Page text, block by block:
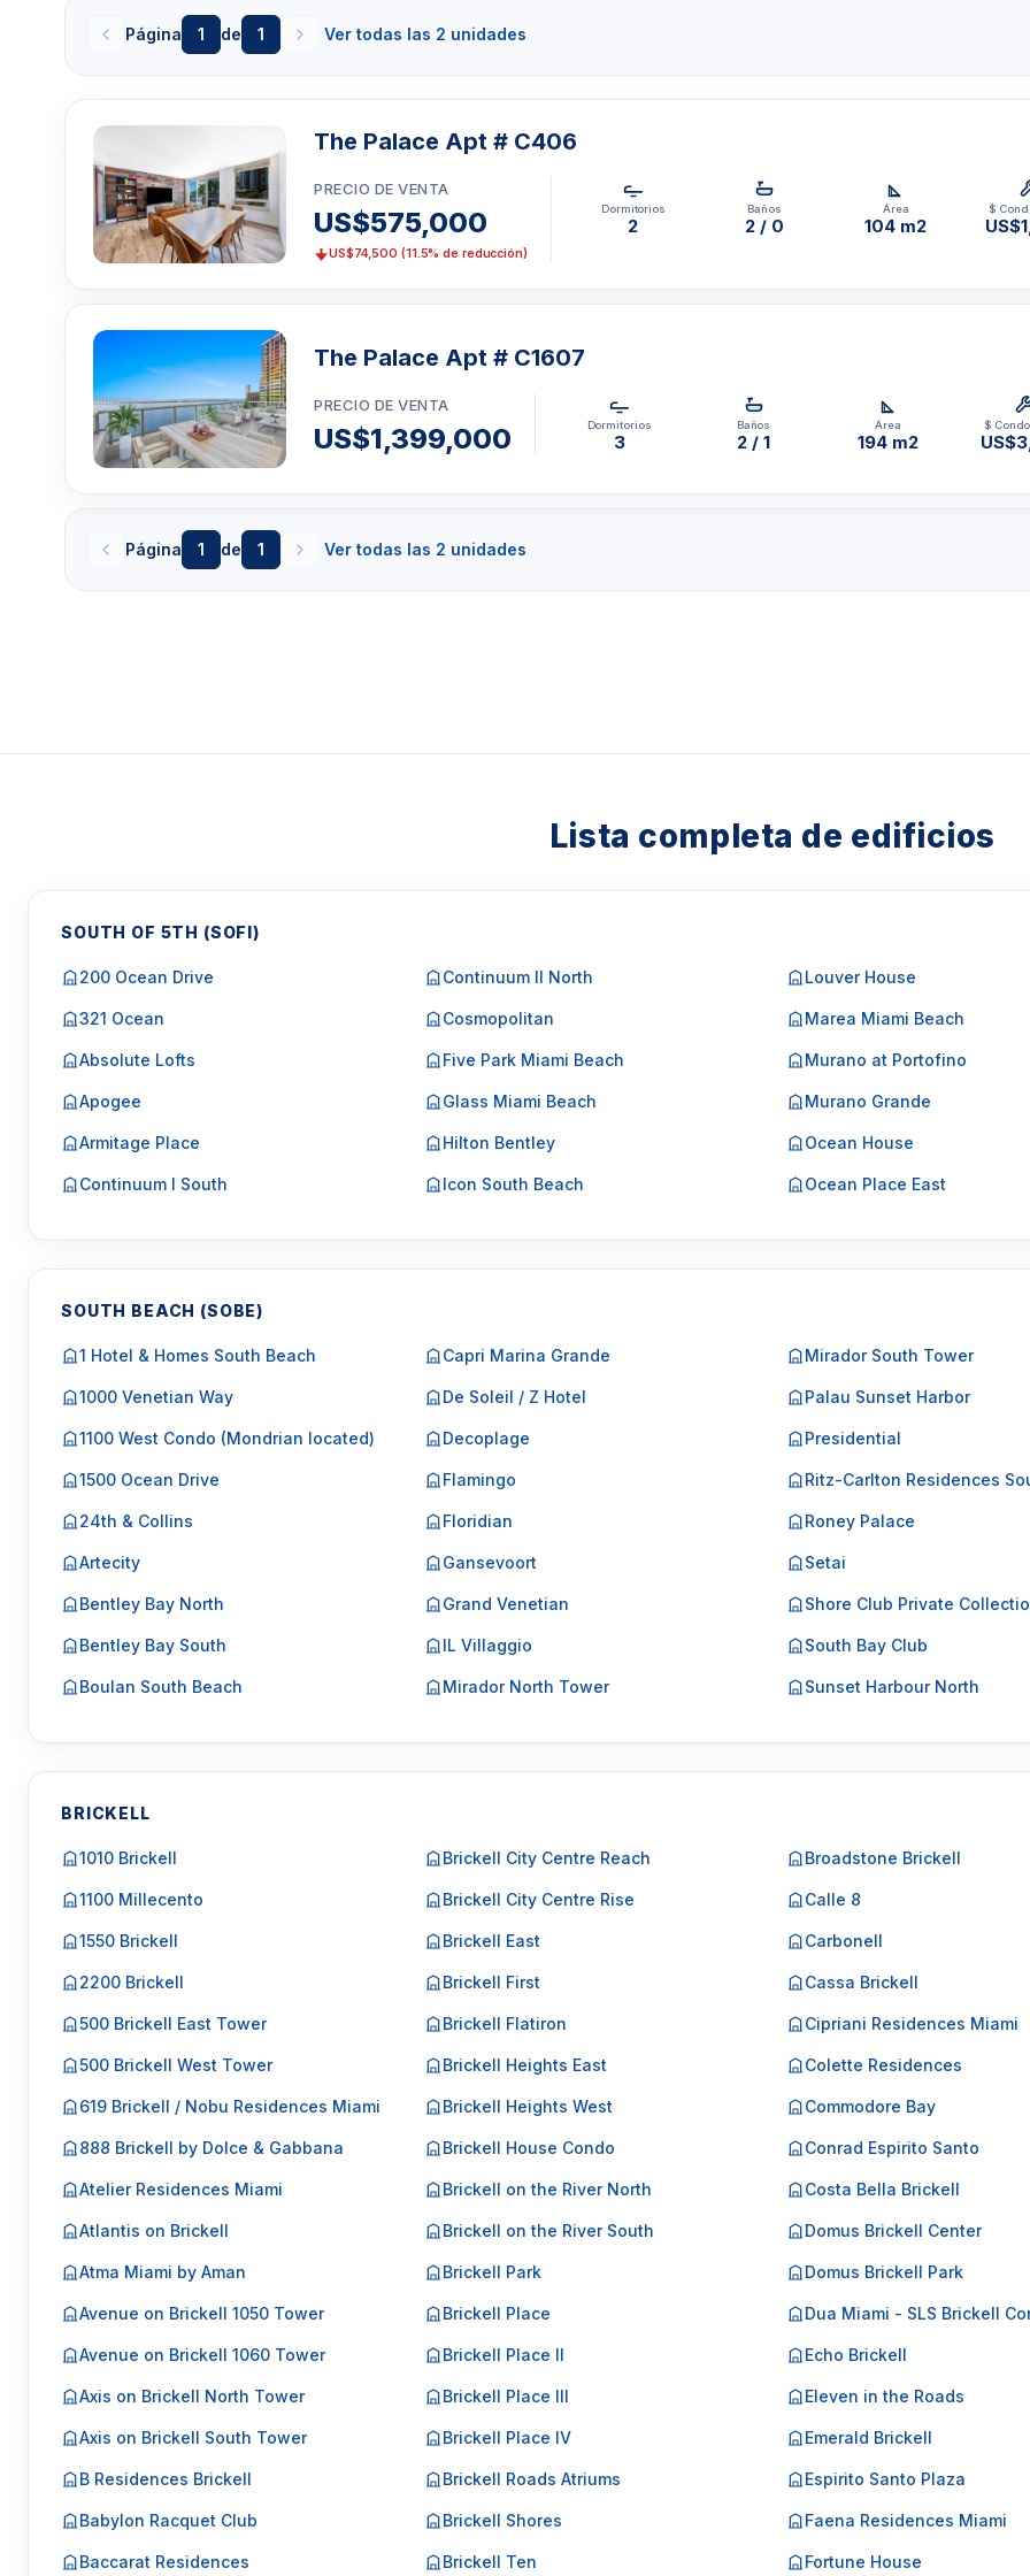
Piscina frente a la bahíaJacuzzi/jacuzziGimnasioSaunaDos canchas de tenis
Haga click aquí para marcar una cita
728-0840
Página 1 de 1 Ver todas las 2 unidades
The Palace Apt # C406
PRECIO DE VENTA
US$575,000
US$74,500 (11.5% de reducción)
Dormitorios
2
Baños
2 / 0
Área
104 m2
$
The Palace Apt # C1607
PRECIO DE VENTA
US$1,399,000 Dormitorios
3
Baños
2 / 1
Área
194 m2
$
Página 1 de 1 Ver todas las 2 unidades
Lista completa de edificios
SOUTH OF 5TH (SOFI)
200 Ocean Drive
321 Ocean
Absolute Lofts
Apogee
Armitage Place
Continuum I South
Continuum II North
Cosmopolitan
Five Park Miami Beach
Glass Miami Beach
Hilton Bentley
Icon South Beach
Louver House
Marea Miami Beach
Murano at Portofino
Murano Grande
Ocean House
Ocean Place East
SOUTH BEACH (SOBE)
1 Hotel & Homes South Beach
1000 Venetian Way
1100 West Condo (Mondrian located)
1500 Ocean Drive
24th & Collins
Artecity
Bentley Bay North
Bentley Bay South
Boulan South Beach
Capri Marina Grande
De Soleil / Z Hotel
Decoplage
Flamingo
Floridian
Gansevoort
Grand Venetian
IL Villaggio
Mirador North Tower
Mirador South Tower
Palau Sunset Harbor
Presidential
Ritz-Carlton Residences
Roney Palace
Setai
Shore Club Private
South Bay Club
Sunset Harbour North
BRICKELL
1010 Brickell
1100 Millecento
1550 Brickell
2200 Brickell
500 Brickell East Tower
500 Brickell West Tower
619 Brickell / Nobu Residences Miami
888 Brickell by Dolce & Gabbana
Atelier Residences Miami
Atlantis on Brickell
Atma Miami by Aman
Avenue on Brickell 1050 Tower
Avenue on Brickell 1060 Tower
Axis on Brickell North Tower
Axis on Brickell South Tower
B Residences Brickell
Babylon Racquet Club
Baccarat Residences
Brickell City Centre Reach
Brickell City Centre Rise
Brickell East
Brickell First
Brickell Flatiron
Brickell Heights East
Brickell Heights West
Brickell House Condo
Brickell on the River North
Brickell on the River South
Brickell Park
Brickell Place
Brickell Place II
Brickell Place III
Brickell Place IV
Brickell Roads Atriums
Brickell Shores
Brickell Ten
Broadstone Brickell
Calle 8
Carbonell
Cassa Brickell
Cipriani Residences Miami
Colette Residences
Commodore Bay
Conrad Espirito Santo
Costa Bella Brickell
Domus Brickell Center
Domus Brickell Park
Dua Miami - SLS Brickell
Echo Brickell
Eleven in the Roads
Emerald Brickell
Espirito Santo Plaza
Faena Residences Miami
Fortune House